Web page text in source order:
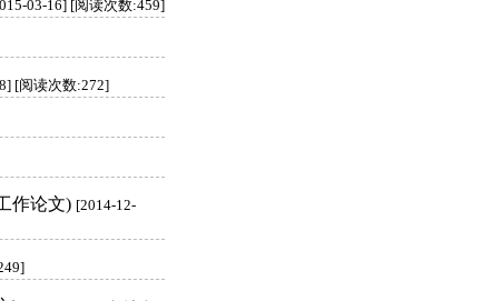
03-16] [阅读次数:459]
[阅读次数:272]
作论文) [2014-12-